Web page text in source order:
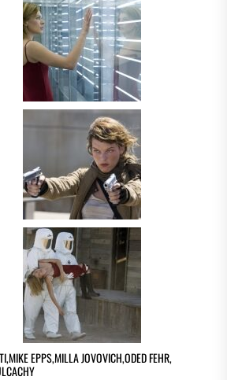
,MIKE EPPS,MILLA JOVOVICH,ODED FEHR,